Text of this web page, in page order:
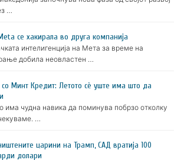
…
се хакирала во друга компанија
интелигенција на Мета за време на
добила неовластен …
со Минт Кредит: Летото сè уште има што да
има чудна навика да поминува побрзо отколку
…
царини на Трамп, САД вратија 100
долари